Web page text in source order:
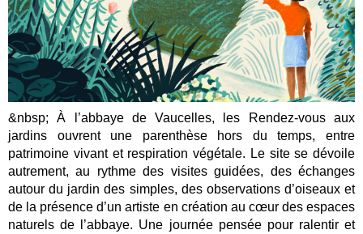
&nbsp; À l’abbaye de Vaucelles, les Rendez-vous aux
jardins ouvrent une parenthèse hors du temps, entre
patrimoine vivant et respiration végétale. Le site se dévoile
autrement, au rythme des visites guidées, des échanges
autour du jardin des simples, des observations d’oiseaux et
de la présence d’un artiste en création au cœur des espaces
naturels de l’abbaye. Une journée pensée pour ralentir et